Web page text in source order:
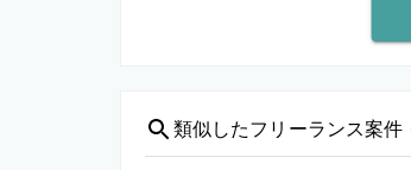
類似したフリーランス案件